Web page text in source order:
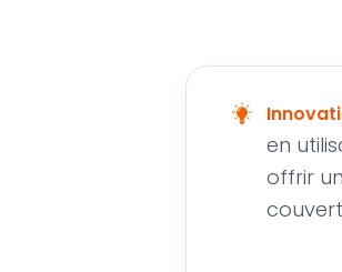
en
offrir